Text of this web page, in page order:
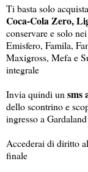
Ti basta solo
Coca-Cola Zero,
conservare e solo
Emisfero, Famila,
Maxigross, Mefa e
integrale
Invia quindi un sms
dello scontrino e
ingresso a
Accederai di diritto
finale